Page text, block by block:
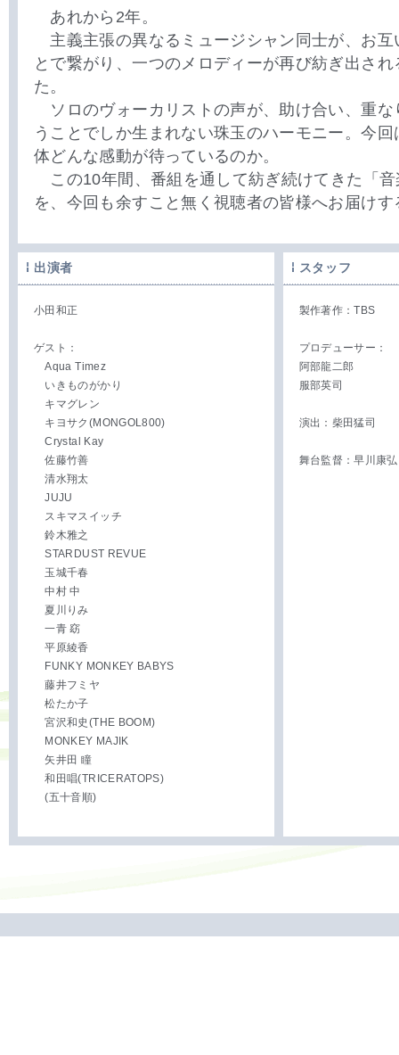
あれから2年。
主義主張の異なるミュージシャン同士が、お互
とで繋がり、一つのメロディーが再び紡ぎ出さ
た。
ソロのヴォーカリストの声が、助け合い、重な
うことでしか生まれない珠玉のハーモニー。今
体どんな感動が待っているのか。
この10年間、番組を通して紡ぎ続けてきた「
を、今回も余すこと無く視聴者の皆様へお届けす
出演者
小田和正
ゲスト：
Aqua Timez
いきものがかり
キマグレン
キヨサク(MONGOL800)
Crystal Kay
佐藤竹善
清水翔太
JUJU
スキマスイッチ
鈴木雅之
STARDUST REVUE
玉城千春
中村 中
夏川りみ
一青 窈
平原綾香
FUNKY MONKEY BABYS
藤井フミヤ
松たか子
宮沢和史(THE BOOM)
MONKEY MAJIK
矢井田 瞳
和田唱(TRICERATOPS)
(五十音順)
スタッフ
製作著作：TBS
プロデューサー：
阿部龍二郎
服部英司
演出：柴田猛司
舞台監督：早川康弘